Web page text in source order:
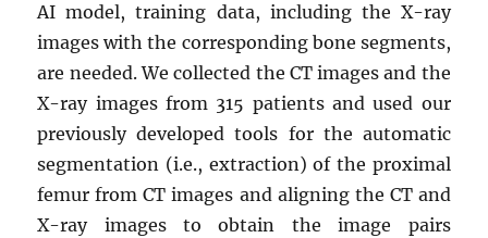
AI model, training data, including the X-ray
images with the corresponding bone segments,
are needed. We collected the CT images and the
X-ray images from 315 patients and used our
previously developed tools for the automatic
segmentation (i.e., extraction) of the proximal
femur from CT images and aligning the CT and
X-ray images to obtain the image pairs